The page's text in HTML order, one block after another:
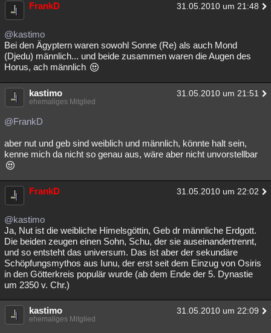
FrankD 31.05.2010 um 21:48
@kastimo
Bei den Ägyptern waren sowohl Sonne (Re) als auch Mond
(Djedu) männlich... und beide zusammen waren die Augen des
Horus, ach männlich
kastimo 31.05.2010 um 21:51
ehemaliges Mitglied
@FrankD
aber nut und geb sind weiblich und männlich, könnte halt sein,
kenne mich da nicht so genau aus, wäre aber nicht unvorstellbar
FrankD 31.05.2010 um 22:02
@kastimo
Ja, Nut ist die weibliche Himelsgöttin, Geb dr männliche Erdgott.
Die beiden zeugen einen Sohn, Schu, der sie auseinandertrennt,
und so entsteht das universum. Das ist aber der sekundäre
Schöpfungsmythos aus Iunu, der erst seit dem Einzug von Osiris
in den Götterkreis populär wurde (ab dem Ende der 5. Dynastie
um 2350 v. Chr.)
kastimo 31.05.2010 um 22:09
ehemaliges Mitglied